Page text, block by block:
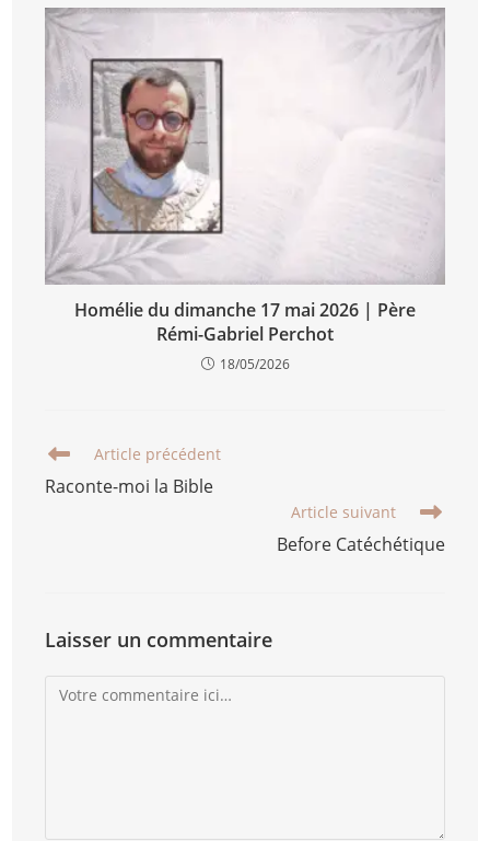
Homélie du dimanche 17 mai 2026 | Père
Rémi-Gabriel Perchot
18/05/2026
Article précédent
Raconte-moi la Bible
Article suivant
Before Catéchétique
Laisser un commentaire